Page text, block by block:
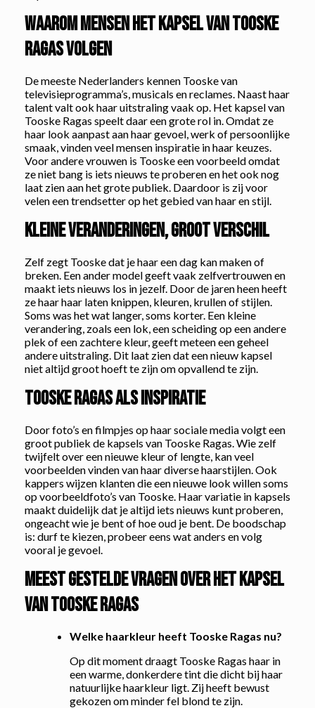
Waarom mensen het kapsel van Tooske
Ragas volgen
De meeste Nederlanders kennen Tooske van
televisieprogramma’s, musicals en reclames. Naast haar
talent valt ook haar uitstraling vaak op. Het kapsel van
Tooske Ragas speelt daar een grote rol in. Omdat ze
haar look aanpast aan haar gevoel, werk of persoonlijke
smaak, vinden veel mensen inspiratie in haar keuzes.
Voor andere vrouwen is Tooske een voorbeeld omdat
ze niet bang is iets nieuws te proberen en het ook nog
laat zien aan het grote publiek. Daardoor is zij voor
velen een trendsetter op het gebied van haar en stijl.
Kleine veranderingen, groot verschil
Zelf zegt Tooske dat je haar een dag kan maken of
breken. Een ander model geeft vaak zelfvertrouwen en
maakt iets nieuws los in jezelf. Door de jaren heen heeft
ze haar haar laten knippen, kleuren, krullen of stijlen.
Soms was het wat langer, soms korter. Een kleine
verandering, zoals een lok, een scheiding op een andere
plek of een zachtere kleur, geeft meteen een geheel
andere uitstraling. Dit laat zien dat een nieuw kapsel
niet altijd groot hoeft te zijn om opvallend te zijn.
Tooske Ragas als inspiratie
Door foto’s en filmpjes op haar sociale media volgt een
groot publiek de kapsels van Tooske Ragas. Wie zelf
twijfelt over een nieuwe kleur of lengte, kan veel
voorbeelden vinden van haar diverse haarstijlen. Ook
kappers wijzen klanten die een nieuwe look willen soms
op voorbeeldfoto’s van Tooske. Haar variatie in kapsels
maakt duidelijk dat je altijd iets nieuws kunt proberen,
ongeacht wie je bent of hoe oud je bent. De boodschap
is: durf te kiezen, probeer eens wat anders en volg
vooral je gevoel.
Meest gestelde vragen over het kapsel
van Tooske Ragas
Welke haarkleur heeft Tooske Ragas nu?
Op dit moment draagt Tooske Ragas haar in
een warme, donkerdere tint die dicht bij haar
natuurlijke haarkleur ligt. Zij heeft bewust
gekozen om minder fel blond te zijn.